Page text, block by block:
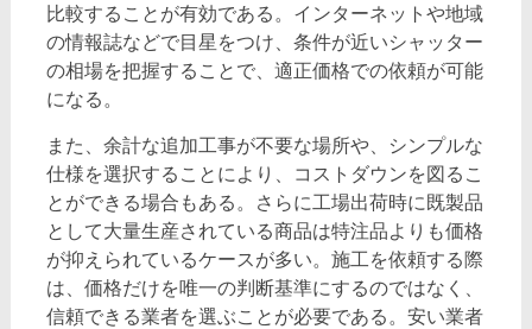
比較することが有効である。インターネットや地域
の情報誌などで目星をつけ、条件が近いシャッター
の相場を把握することで、適正価格での依頼が可能
になる。
また、余計な追加工事が不要な場所や、シンプルな
仕様を選択することにより、コストダウンを図るこ
とができる場合もある。さらに工場出荷時に既製品
として大量生産されている商品は特注品よりも価格
が抑えられているケースが多い。施工を依頼する際
は、価格だけを唯一の判断基準にするのではなく、
信頼できる業者を選ぶことが必要である。安い業者